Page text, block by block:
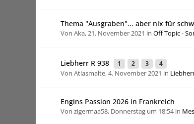
Thema "Ausgraben"... aber nix für
Von Aka,21. November 2021 in Off Topic -
Liebherr R 938 1 2 3 4
Von Atlasmalte,4. November 2021 in
Engins Passion 2026 in Frankreich
Von zigermaa58, Donnerstag um 18:54in